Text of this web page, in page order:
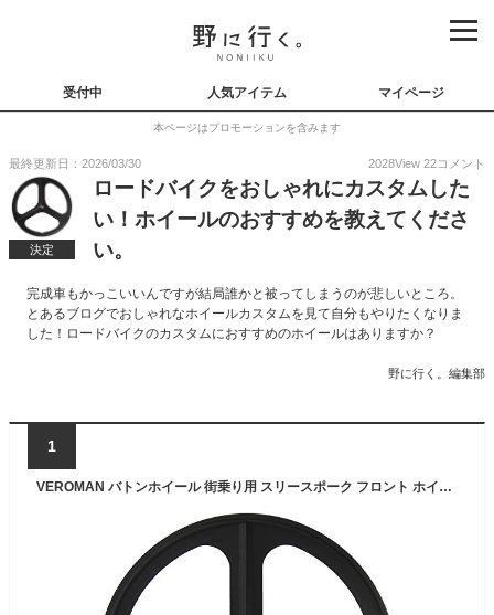
受付中 人気アイテム マイページ
本ページはプロモーションを含みます
最終更新日：2026/03/30 2028View 22コメント
決定
ロードバイクをおしゃれにカスタムした
い！ホイールのおすすめを教えてくださ
い。
完成車もかっこいいんですが結局誰かと被ってしまうのが悲しいところ。
とあるブログでおしゃれなホイールカスタムを見て自分もやりたくなりま
した！ロードバイクのカスタムにおすすめのホイールはありますか？
野に行く。編集部
1
VEROMAN バトンホイール 街乗り用 スリースポーク フロント ホイール 700c 28インチ ピスト 自転車 パーツ